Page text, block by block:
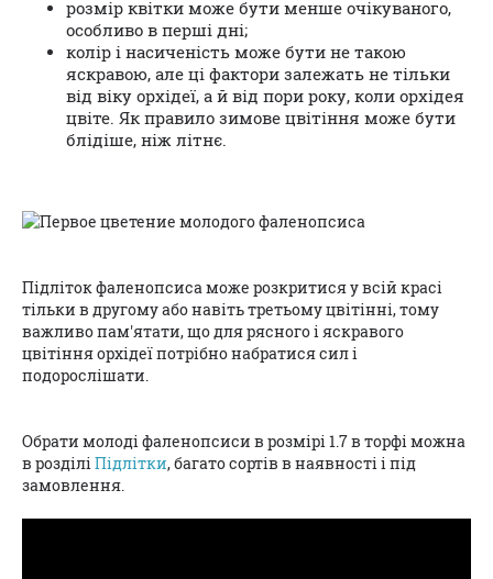
розмір квітки може бути менше очікуваного,
особливо в перші дні;
колір і насиченість може бути не такою
яскравою, але ці фактори залежать не тільки
від віку орхідеї, а й від пори року, коли орхідея
цвіте. Як правило зимове цвітіння може бути
блідіше, ніж літнє.
Підліток фаленопсиса може розкритися у всій красі
тільки в другому або навіть третьому цвітінні, тому
важливо пам'ятати, що для рясного і яскравого
цвітіння орхідеї потрібно набратися сил і
подорослішати.
Обрати молоді фаленопсиси в розмірі 1.7 в торфі можна
в розділіПідлітки, багато сортів в наявності і під
замовлення.